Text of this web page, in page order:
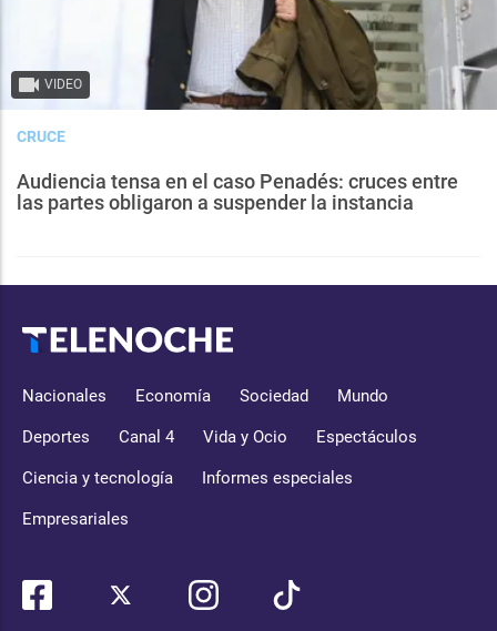
VIDEO
CRUCE
Audiencia tensa en el caso Penadés: cruces entre
las partes obligaron a suspender la instancia
Nacionales Economía Sociedad Mundo
Deportes Canal 4 Vida y Ocio Espectáculos
Ciencia y tecnología Informes especiales
Empresariales